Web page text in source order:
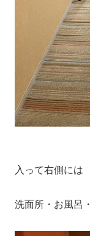
入って右側には
洗面所・お風呂